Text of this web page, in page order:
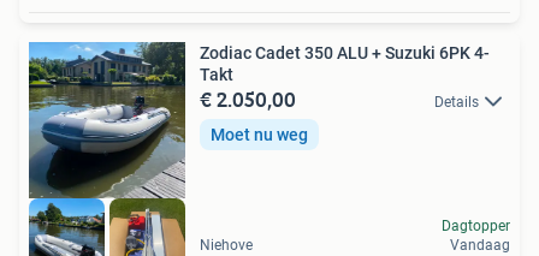
Zodiac Cadet 350 ALU + Suzuki 6PK 4-
Takt
€ 2.050,00 Details
Moet nu weg
Niehove
Dagtopper
Vandaag